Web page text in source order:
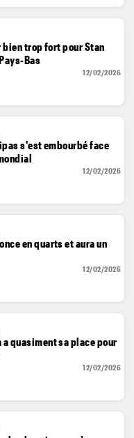
bien trop fort pour Stan
Bas
12/02/2026
s'est embourbé face
12/02/2026
en quarts et aura un
12/02/2026
quasiment sa place pour
12/02/2026